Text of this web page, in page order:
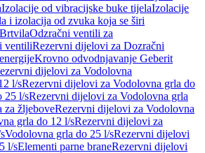
Izolacije od vibracijske buke tijelaIzolacije
i izolacija od zvuka koja se širi
BrtvilaOdzračni ventili za
ventiliRezervni dijelovi za Dozračni
Krovno odvodnjavanje Geberit
dijelovi za Vodolovna
l/sRezervni dijelovi za Vodolovna grla do
25 l/sRezervni dijelovi za Vodolovna grla
za žljeboveRezervni dijelovi za Vodolovna
grla do 12 l/sRezervni dijelovi za
Vodolovna grla do 25 l/sRezervni dijelovi
l/sElementi parne braneRezervni dijelovi